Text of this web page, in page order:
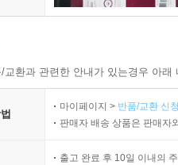
환과 관련한 안내가 있는경우 아
마이페이지 > 반품/교환 신
판매자 배송 상품은 판매자
출고 완료 후 10일 이내의